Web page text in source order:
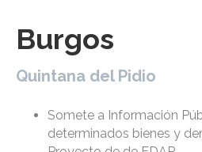
Burgos
Quintana del Pidio
Somete a Información
determinados bienes y